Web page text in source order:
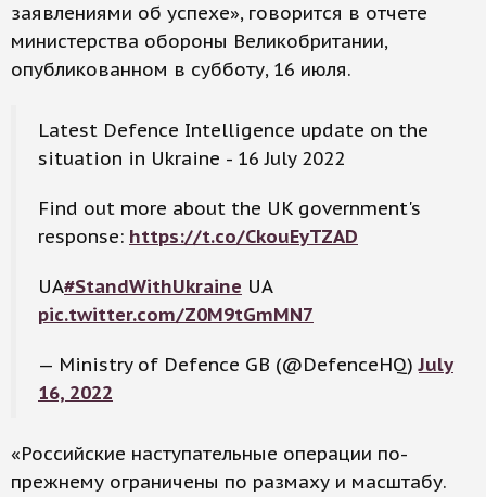
заявлениями об успехе», говорится в отчете
министерства обороны Великобритании,
опубликованном в субботу, 16 июля.
Latest Defence Intelligence update on the
situation in Ukraine - 16 July 2022
Find out more about the UK government's
response: https://t.co/CkouEyTZAD
UA#StandWithUkraine UA
pic.twitter.com/Z0M9tGmMN7
— Ministry of Defence GB (@DefenceHQ)July
16, 2022
«Российские наступательные операции по-
прежнему ограничены по размаху и масштабу.